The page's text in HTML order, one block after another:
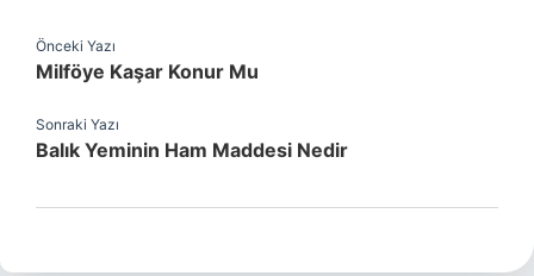
Önceki Yazı
Milföye Kaşar Konur Mu
Sonraki Yazı
Balık Yeminin Ham Maddesi Nedir